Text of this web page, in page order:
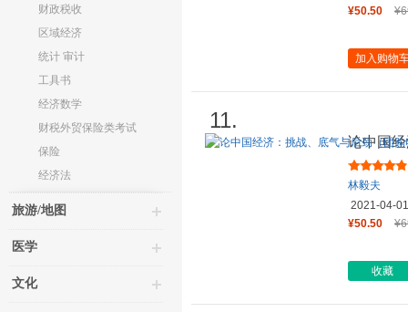
财政税收
区域经济
统计 审计
工具书
经济数学
财税外贸保险类考试
保险
经济法
旅游/地图
医学
文化
¥50.50
加入购物
11.
论中国
话400-
林毅夫
2021-04-01
¥50.50
收藏